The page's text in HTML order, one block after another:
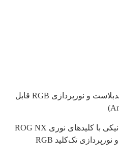
آلومینیوم با روکش سندبلاست و نورپردازی RGB قابل
مجهز به کلیدهای مکانیکی با کلیدهای نوری ROG NX